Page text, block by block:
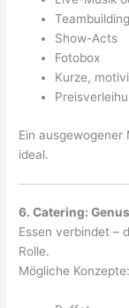
Show-Acts
Fotobox
Kurze,
Ein
ideal.
6. Catering:
Essen verbindet –
Rolle.
Mögliche Konzepte: